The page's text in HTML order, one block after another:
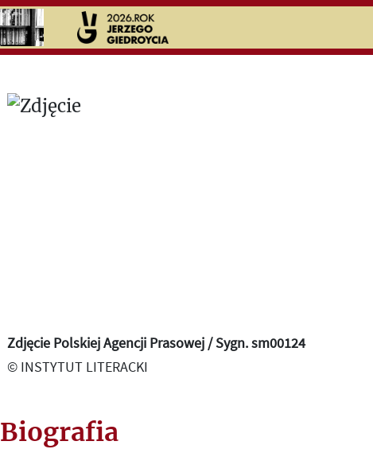
Zdjęcie Polskiej Agencji Prasowej / Sygn. sm00124
© INSTYTUT LITERACKI
Biografia